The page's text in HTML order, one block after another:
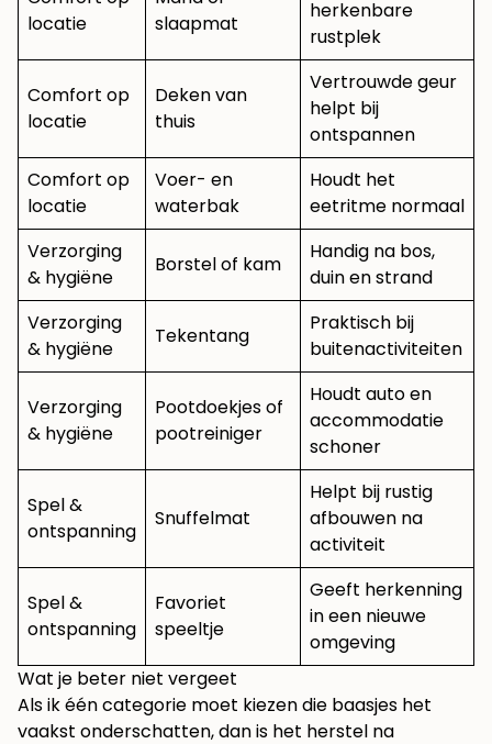
locatie
slaapmat
herkenbare
rustplek
Comfort op
locatie
Deken van
thuis
Vertrouwde geur
helpt bij
ontspannen
Comfort op
locatie
Voer- en
waterbak
Houdt het
eetritme normaal
Verzorging
& hygiëne
Borstel of kam
Handig na bos,
duin en strand
Verzorging
& hygiëne
Tekentang
Praktisch bij
buitenactiviteiten
Verzorging
& hygiëne
Pootdoekjes of
pootreiniger
Houdt auto en
accommodatie
schoner
Spel &
ontspanning
Snuffelmat
Helpt bij rustig
afbouwen na
activiteit
Spel &
ontspanning
Favoriet
speeltje
Geeft herkenning
in een nieuwe
omgeving
Wat je beter niet vergeet
Als ik één categorie moet kiezen die baasjes het
vaakst onderschatten, dan is het herstel na